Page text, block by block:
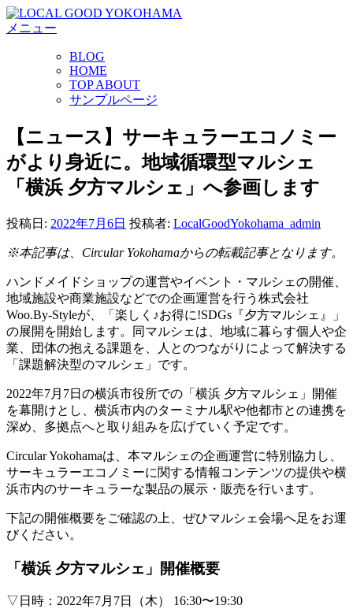
コ
ン
プ
メニュー
BLOG
HOME
TOP ABOUT
サンプルページ
【ニュース】サーキュラーエコノミー
がより身近に。地域循環型マルシェ
「横浜 夕方マルシェ」へ参画します
投稿日: 2022年7月6日 投稿者: LocalGoodYokohama_admin
※本記事は、Circular Yokohamaからの転載記事となります。
ハンドメイドショップの運営やイベント・マルシェの開催、
地域施設や商業施設などでの企画運営を行う株式会社
Woo.By-Styleが、「楽しく♪お得に!SDGs『夕方マルシェ』」
の展開を開始します。同マルシェは、地域に暮らす個人や企
業、団体の抱える課題を、人とのつながりによって解決する
「課題解決型のマルシェ」です。
2022年7月7日の横浜市役所での「横浜 夕方マルシェ」開催
を幕開けとし、横浜市内のターミナル駅や他都市との連携を
深め、多拠点へと取り組みを広げていく予定です。
Circular Yokohamaは、本マルシェの企画運営に特別協力し、
サーキュラーエコノミーに関する情報コンテンツの提供や横
浜市内のサーキュラーな製品の展示・販売を行います。
下記の開催概要をご確認の上、ぜひマルシェ会場へ足をお運
びください。
「横浜 夕方マルシェ」開催概要
▽日時：2022年7月7日（木） 16:30〜19:30